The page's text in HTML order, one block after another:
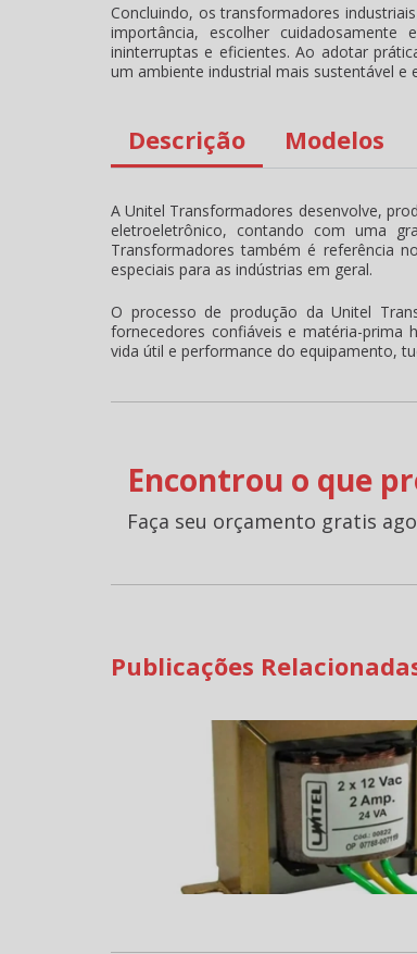
Concluindo, os transformadores
importância, escolher
ininterruptas e eficientes. Ao adotar
um ambiente industrial mais sustentável e
Descrição Modelos
A Unitel Transformadores desenvolve,
eletroeletrônico, contando com uma
Transformadores também é referência
especiais para as indústrias em geral.
O processo de produção da Unitel
fornecedores confiáveis e matéria-
vida útil e performance do equipamento,
Encontrou o que
Faça seu orçamento gratis
Publicações